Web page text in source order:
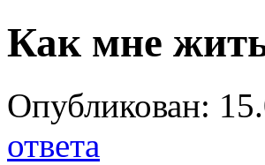
Как мне
Опубликован:
ответа